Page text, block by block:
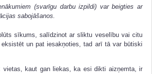
(svarīgu darbu izpildi) var beigties ar
sabojāšanos.
sīkums, salīdzinot ar sliktu veselību vai citu
un pat iesakņoties, tad arī tā var būtiski
kaut gan liekas, ka esi dikti aizņemta, ir